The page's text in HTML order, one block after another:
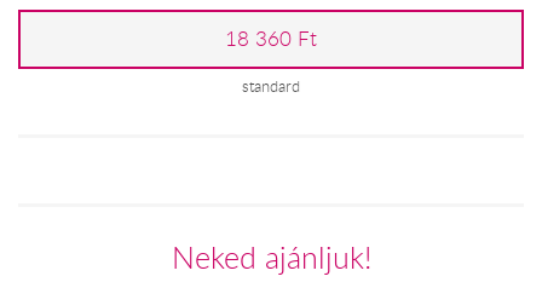
18 360 Ft
standard
Neked ajánljuk!